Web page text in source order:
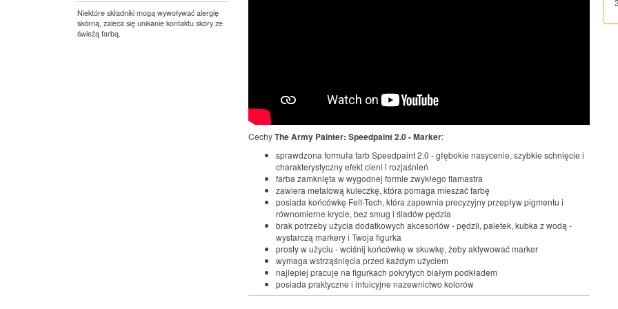
Niektóre składniki mogą wywoływać alergię
skórną, zaleca się unikanie kontaktu skóry ze
świeżą farbą.
CechyThe Army Painter: Speedpaint 2.0 - Marker:
sprawdzona formuła farb Speedpaint 2.0 - głębokie nasycenie, szybkie schnięcie i
charakterystyczny efekt cieni i rozjaśnień
farba zamknięta w wygodnej formie zwykłego flamastra
zawiera metalową kuleczkę, która pomaga mieszać farbę
posiada końcówkę Felt-Tech, która zapewnia precyzyjny przepływ pigmentu i
równomierne krycie, bez smug i śladów pędzla
brak potrzeby użycia dodatkowych akcesoriów - pędzli, paletek, kubka z wodą -
wystarczą markery i Twoja figurka
prosty w użyciu - wciśnij końcówkę w skuwkę, żeby aktywować marker
wymaga wstrząśnięcia przed każdym użyciem
najlepiej pracuje na figurkach pokrytych białym podkładem
posiada praktyczne i intuicyjne nazewnictwo kolorów